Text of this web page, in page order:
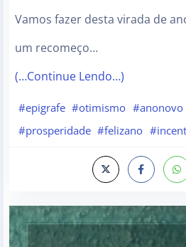
Vamos fazer desta virada de
um recomeço…
(…Continue Lendo…)
#epigrafe #otimismo #anonovo
#prosperidade #felizano